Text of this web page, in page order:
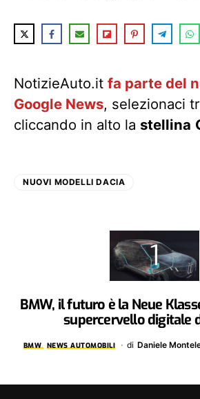
NotizieAuto.it fa parte del
Google News, selezionaci
cliccando in alto la stellina
NUOVI MODELLI DACIA
BMW, il futuro è la Neue
supercervello digitale
BMW NEWS AUTOMOBILI di Daniele